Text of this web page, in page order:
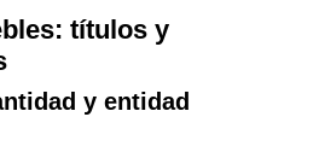
títulos y
y entidad